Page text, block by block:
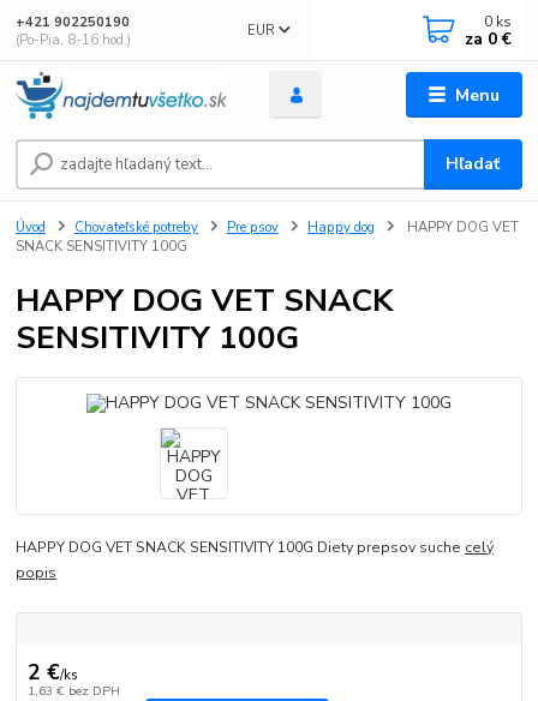
Menu
EUR
Hľadať
+421 902250190
(Po-Pia, 8-16 hod.)
0 ks
za 0 €
Úvod Chovateľské potreby Pre psov Happy dog
HAPPY DOG VET
SNACK SENSITIVITY 100G
HAPPY DOG VET SNACK
SENSITIVITY 100G
HAPPY DOG VET SNACK SENSITIVITY 100G Diety prepsov suche celý
popis
2 €/ks
1,63 € bez DPH